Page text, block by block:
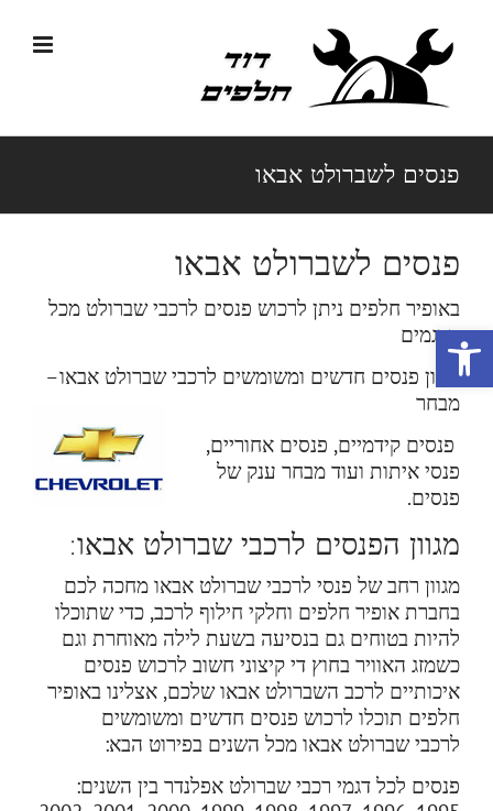
פתח סרגל נגישות
לתוכן
פנסים לשברולט אבאו
פנסים לשברולט אבאו
באופיר חלפים ניתן לרכוש פנסים לרכבי שברולט מכל
הדגמים
מגוון פנסים חדשים ומשומשים לרכבי שברולט אבאו–
מבחר
פנסים קידמיים, פנסים אחוריים,
פנסי איתות ועוד מבחר ענק של
פנסים.
מגוון הפנסים לרכבי שברולט אבאו:
מגוון רחב של פנסי לרכבי שברולט אבאו מחכה לכם
בחברת אופיר חלפים וחלקי חילוף לרכב, כדי שתוכלו
להיות בטוחים גם בנסיעה בשעת לילה מאוחרת וגם
כשמזג האוויר בחוץ די קיצוני חשוב לרכוש פנסים
איכותיים לרכב השברולט אבאו שלכם, אצלינו באופיר
חלפים תוכלו לרכוש פנסים חדשים ומשומשים
לרכבי שברולט אבאו מכל השנים בפירוט הבא:
פנסים לכל דגמי רכבי שברולט אפלנדר בין השנים: